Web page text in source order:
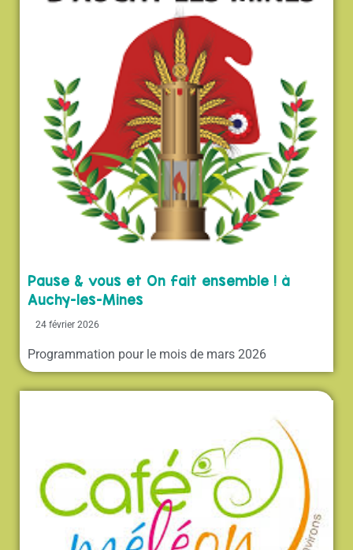
Pause & vous et On fait ensemble ! à
Auchy-les-Mines
24 février 2026
Programmation pour le mois de mars 2026